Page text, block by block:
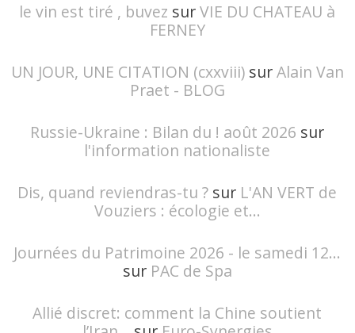
le vin est tiré , buvez surVIE DU CHATEAU à
FERNEY
UN JOUR, UNE CITATION (cxxviii)surAlain Van
Praet - BLOG
Russie-Ukraine : Bilan du ! août 2026 sur
l'information nationaliste
Dis, quand reviendras-tu ? sur L'AN VERT de
Vouziers : écologie et...
Journées du Patrimoine 2026 - le samedi 12...
sur PAC de Spa
Allié discret: comment la Chine soutient